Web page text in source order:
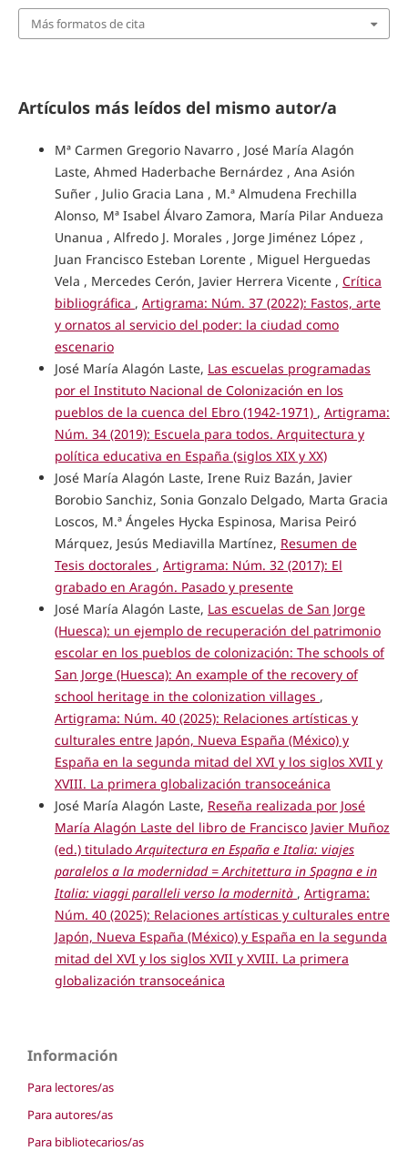
Más formatos de cita
Artículos más leídos del mismo autor/a
Mª Carmen Gregorio Navarro , José María Alagón
Laste, Ahmed Haderbache Bernárdez , Ana Asión
Suñer , Julio Gracia Lana , M.ª Almudena Frechilla
Alonso, Mª Isabel Álvaro Zamora, María Pilar Andueza
Unanua , Alfredo J. Morales , Jorge Jiménez López ,
Juan Francisco Esteban Lorente , Miguel Herguedas
Vela , Mercedes Cerón, Javier Herrera Vicente , Crítica
bibliográfica , Artigrama: Núm. 37 (2022): Fastos, arte
y ornatos al servicio del poder: la ciudad como
escenario
José María Alagón Laste, Las escuelas programadas
por el Instituto Nacional de Colonización en los
pueblos de la cuenca del Ebro (1942-1971) , Artigrama:
Núm. 34 (2019): Escuela para todos. Arquitectura y
política educativa en España (siglos XIX y XX)
José María Alagón Laste, Irene Ruiz Bazán, Javier
Borobio Sanchiz, Sonia Gonzalo Delgado, Marta Gracia
Loscos, M.ª Ángeles Hycka Espinosa, Marisa Peiró
Márquez, Jesús Mediavilla Martínez, Resumen de
Tesis doctorales , Artigrama: Núm. 32 (2017): El
grabado en Aragón. Pasado y presente
José María Alagón Laste, Las escuelas de San Jorge
(Huesca): un ejemplo de recuperación del patrimonio
escolar en los pueblos de colonización: The schools of
San Jorge (Huesca): An example of the recovery of
school heritage in the colonization villages ,
Artigrama: Núm. 40 (2025): Relaciones artísticas y
culturales entre Japón, Nueva España (México) y
España en la segunda mitad del XVI y los siglos XVII y
XVIII. La primera globalización transoceánica
José María Alagón Laste, Reseña realizada por José
María Alagón Laste del libro de Francisco Javier Muñoz
(ed.) tituladoArquitectura en España e Italia: viajes
paralelos a la modernidad = Architettura in Spagna e in
Italia: viaggi paralleli verso la modernità , Artigrama:
Núm. 40 (2025): Relaciones artísticas y culturales entre
Japón, Nueva España (México) y España en la segunda
mitad del XVI y los siglos XVII y XVIII. La primera
globalización transoceánica
Información
Para lectores/as
Para autores/as
Para bibliotecarios/as